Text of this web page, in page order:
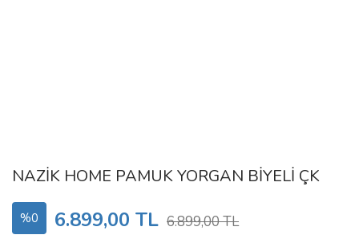
NAZİK HOME PAMUK YORGAN BİYELİ ÇK
%0 6.899,00 TL 6.899,00 TL